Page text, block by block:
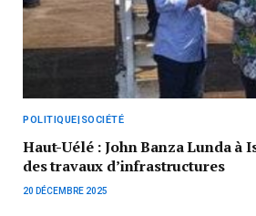
POLITIQUE|SOCIÉTÉ
Haut-Uélé : John Banza Lunda à
des travaux d’infrastructures
20 DÉCEMBRE 2025